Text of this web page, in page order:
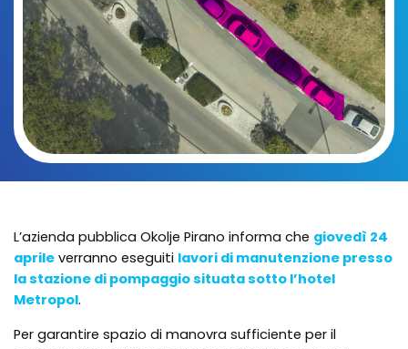
L’azienda pubblica Okolje Pirano informa che giovedì 24
aprile verranno eseguiti lavori di manutenzione presso
la stazione di pompaggio situata sotto l’hotel
Metropol.
Per garantire spazio di manovra sufficiente per il